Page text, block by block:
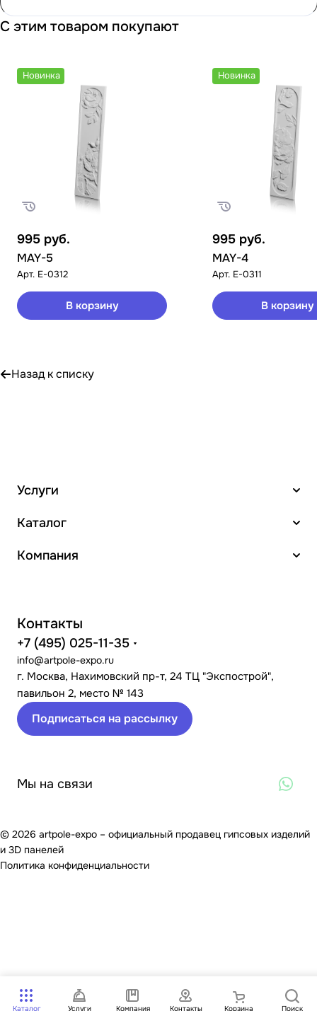
С этим товаром покупают
Новинка
995 руб.
MAY-5
Арт. E-0312
В корзину
Новинка
995 руб.
MAY-4
Арт. E-0311
В корзину
Назад к списку
Услуги
Каталог
Компания
Контакты
+7 (495) 025-11-35
info@artpole-expo.ru
г. Москва, Нахимовский пр-т, 24 ТЦ "Экспострой",
павильон 2, место № 143
Подписаться на рассылку
Мы на связи
© 2026 artpole-expo – официальный продавец гипсовых изделий
и 3D панелей
Политика конфиденциальности
Каталог Услуги Компания Контакты Корзина Поиск